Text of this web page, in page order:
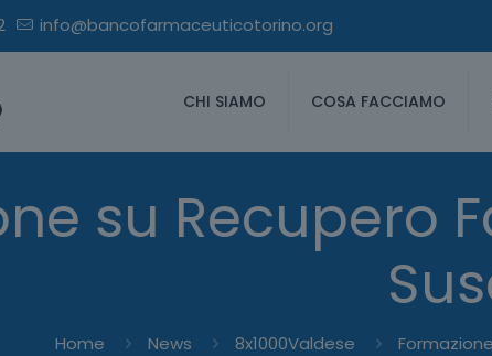
info@bancofarmaceuticotorino.org
CHI SIAMO COSA FACCIAMO
su Recupero
Home News 8x1000Valdese